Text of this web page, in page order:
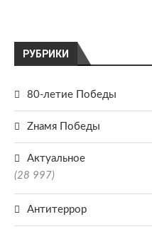
РУБРИКИ
80-летие Победы
Zнамя Победы
Актуальное
(28 997)
Антитеррор